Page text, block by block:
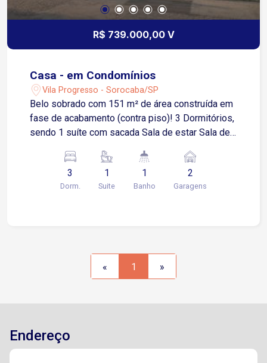
R$ 739.000,00 V
Casa - em Condomínios
Vila Progresso - Sorocaba/SP
Belo sobrado com 151 m² de área construída em
fase de acabamento (contra piso)! 3 Dormitórios,
sendo 1 suíte com sacada Sala de estar Sala de
serviço Lavanderia Piscina Condomínio com:
Academia Salão de festas Estuda proposta por
imóvel de menor valor como parte do pagamento!
3
Dorm.
1
Suite
1
Banho
2
Garagens
« 1 »
Endereço